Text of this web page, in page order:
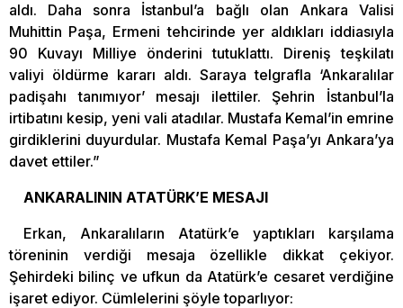
aldı. Daha sonra İstanbul’a bağlı olan Ankara Valisi
Muhittin Paşa, Ermeni tehcirinde yer aldıkları iddiasıyla
90 Kuvayı Milliye önderini tutuklattı. Direniş teşkilatı
valiyi öldürme kararı aldı. Saraya telgrafla ‘Ankaralılar
padişahı tanımıyor’ mesajı ilettiler. Şehrin İstanbul’la
irtibatını kesip, yeni vali atadılar. Mustafa Kemal’in emrine
girdiklerini duyurdular. Mustafa Kemal Paşa’yı Ankara’ya
davet ettiler.”
ANKARALININ ATATÜRK’E MESAJI
Erkan, Ankaralıların Atatürk’e yaptıkları karşılama
töreninin verdiği mesaja özellikle dikkat çekiyor.
Şehirdeki bilinç ve ufkun da Atatürk’e cesaret verdiğine
işaret ediyor. Cümlelerini şöyle toparlıyor: